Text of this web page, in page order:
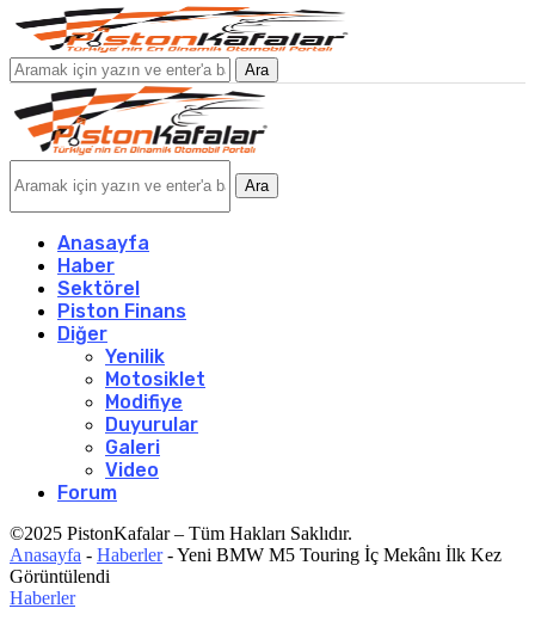
Ara
Ara
Anasayfa
Haber
Sektörel
Piston Finans
Diğer
Yenilik
Motosiklet
Modifiye
Duyurular
Galeri
Video
Forum
©2025 PistonKafalar – Tüm Hakları Saklıdır.
Anasayfa - Haberler-Yeni BMW M5 Touring İç Mekânı İlk Kez
Görüntülendi
Haberler